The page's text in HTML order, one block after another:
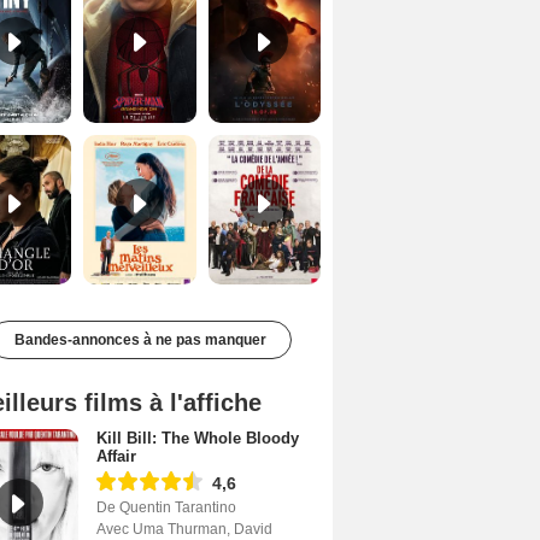
Le Triangle d'or Bande-annonce VF De la Comédie-Française Teaser VF
Bandes-annonces à ne pas manquer
films à l'affiche
Kill Bill: The Whole Bloody
Affair
4,6
De Quentin Tarantino
Avec Uma Thurman, David